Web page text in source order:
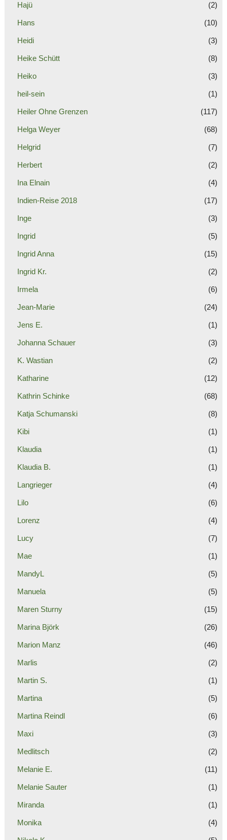
Hajü (2)
Hans (10)
Heidi (3)
Heike Schütt (8)
Heiko (3)
heil-sein (1)
Heiler Ohne Grenzen (117)
Helga Weyer (68)
Helgrid (7)
Herbert (2)
Ina Elnain (4)
Indien-Reise 2018 (17)
Inge (3)
Ingrid (5)
Ingrid Anna (15)
Ingrid Kr. (2)
Irmela (6)
Jean-Marie (24)
Jens E. (1)
Johanna Schauer (3)
K. Wastian (2)
Katharine (12)
Kathrin Schinke (68)
Katja Schumanski (8)
Kibi (1)
Klaudia (1)
Klaudia B. (1)
Langrieger (4)
Lilo (6)
Lorenz (4)
Lucy (7)
Mae (1)
MandyL (5)
Manuela (5)
Maren Sturny (15)
Marina Björk (26)
Marion Manz (46)
Marlis (2)
Martin S. (1)
Martina (5)
Martina Reindl (6)
Maxi (3)
Medlitsch (2)
Melanie E. (11)
Melanie Sauter (1)
Miranda (1)
Monika (4)